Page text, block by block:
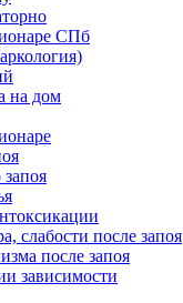
СПб
на дом
слабости после запоя
после запоя
зависимости